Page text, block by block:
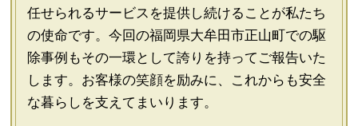
任せられるサービスを提供し続けることが私たち
の使命です。今回の福岡県大牟田市正山町での駆
除事例もその一環として誇りを持ってご報告いた
します。お客様の笑顔を励みに、これからも安全
な暮らしを支えてまいります。